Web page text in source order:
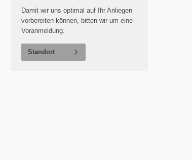
Damit wir uns optimal auf Ihr Anliegen
vorbereiten können, bitten wir um eine
Voranmeldung.
Standort